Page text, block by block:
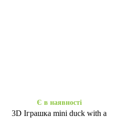
Є в наявності
3D Іграшка mini duck with a